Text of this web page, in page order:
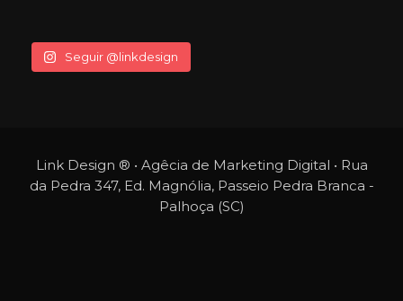
Seguir @linkdesign
Link Design ® • Agêcia de Marketing Digital • Rua
da Pedra 347, Ed. Magnólia, Passeio Pedra Branca -
Palhoça (SC)